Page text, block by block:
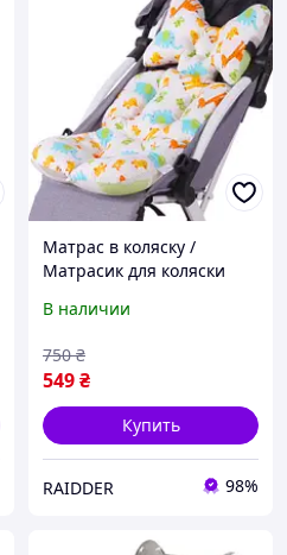
Матрас в коляску /
Матрасик для коляски
Матрасики в коляску /
/
В наличии
549₴
750 ₴
Купить
RAIDDER 98%